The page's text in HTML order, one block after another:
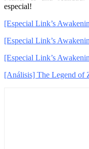
especial!
[Especial Link’s
[Especial Link’s
[Especial Link’s
[Análisis] The Legend of